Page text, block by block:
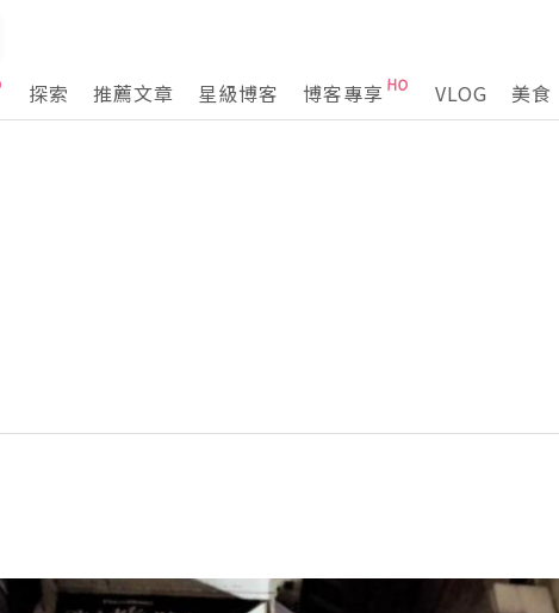
探索
推薦文章 星級博客 博客專享 VLOG 美食